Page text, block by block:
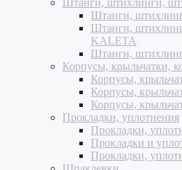
Штанги,
Штанги,
KALETA
Штанги,
Корпусы, крыльчатки,
Корпусы,
Корпусы,
Корпусы,
Прокладки, уплотнения
Прокладки,
Прокладки и
Прокладки,